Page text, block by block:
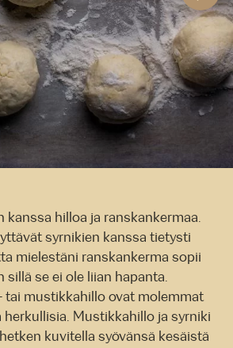
kanssa hilloa ja ranskankermaa.
syrnikien kanssa tietysti
mielestäni ranskankerma sopii
sillä se ei ole liian hapanta.
tai mustikkahillo ovat molemmat
herkullisia. Mustikkahillo ja syrniki
kuvitella syövänsä kesäistä